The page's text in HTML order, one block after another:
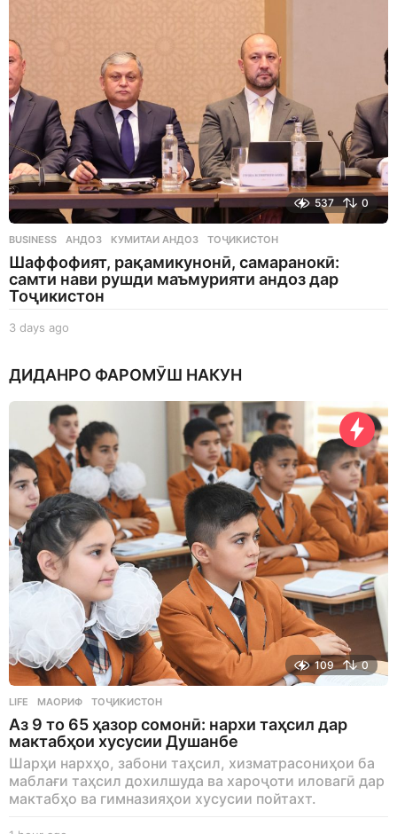
537 0
BUSINESS АНДОЗ ,КУМИТАИ АНДОЗ ,ТОҶИКИСТОН
Шаффофият, рақамикунонӣ, самаранокӣ:
самти нави рушди маъмурияти андоз дар
Тоҷикистон
3 days ago
y
a
g
o
ДИДАНРО ФАРОМӮШ НАКУН
109 0
LIFE МАОРИФ ,ТОҶИКИСТОН
Аз 9 то 65 ҳазор сомонӣ: нархи таҳсил дар
мактабҳои хусусии Душанбе
Шарҳи нархҳо, забони таҳсил, хизматрасониҳои ба
маблағи таҳсил дохилшуда ва хароҷоти иловагӣ дар
мактабҳо ва гимназияҳои хусусии пойтахт.